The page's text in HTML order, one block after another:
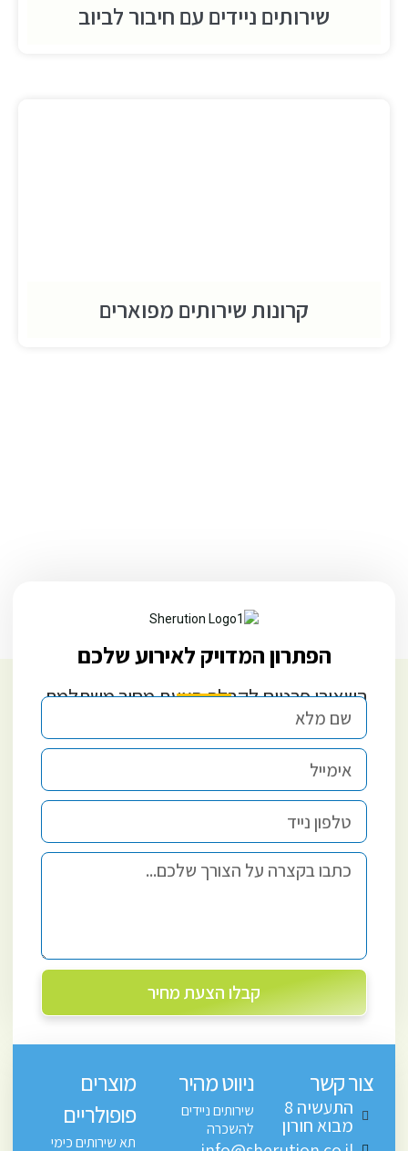
שירותים ניידים עם חיבור לביוב
קרונות שירותים מפוארים
הפתרון המדויק לאירוע שלכם
השאירו פרטים לקבלת הצעת מחיר משתלמת
קבלו הצעת מחיר
צור קשר
התעשיה 8
מבוא חורון
ניווט מהיר
שירותים ניידים
להשכרה
מוצרים
פופולריים
תא שירותים כימי